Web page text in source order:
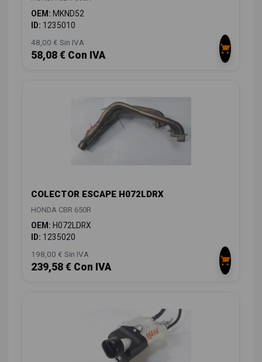
OEM: MKND52
ID: 1235010
48,00 € Sin IVA
58,08 € Con IVA
COLECTOR ESCAPE H072LDRX
HONDA CBR 650R
OEM: H072LDRX
ID: 1235020
198,00 € Sin IVA
239,58 € Con IVA